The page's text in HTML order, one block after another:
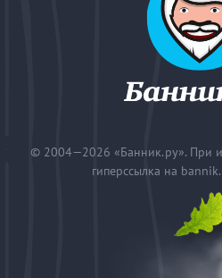
© 2004—2026 «Банник.ру». При
гиперссылка на